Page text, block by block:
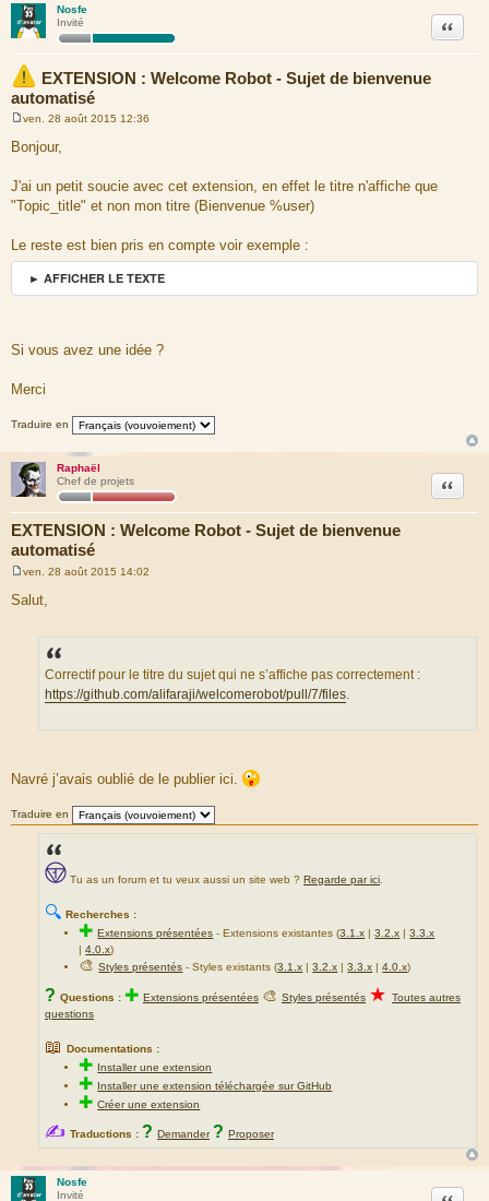
Nosfe
Invité
EXTENSION : Welcome Robot - Sujet de bienvenue
automatisé
Citation
e
s
a
g
e
ven. 28 août 2015 12:36
Bonjour,
J'ai un petit soucie avec cet extension, en effet le titre n'affiche que
"Topic_title" et non mon titre (Bienvenue %user)
Le reste est bien pris en compte voir exemple :
► AFFICHER LE TEXTE
Si vous avez une idée ?
Merci
Traduire en
Raphaël
Chef de projets
EXTENSION : Welcome Robot - Sujet de bienvenue
automatisé
Citation
e
s
ven. 28 août 2015 14:02
Salut,
Correctif pour le titre du sujet qui ne s’affiche pas correctement :
https://github.com/alifaraji/welcomerobot/pull/7/files.
Navré j’avais oublié de le publier ici.
Traduire en
Tu as un forum et tu veux aussi un site web ? Regarde par ici.
🔍 Recherches :
✚Extensions présentées -Extensions existantes (3.1.x |3.2.x |3.3.x
|4.0.x)
🎨Styles présentés - Styles existants (3.1.x |3.2.x |3.3.x |4.0.x)
? Questions : ✚ Extensions présentées 🎨 Styles présentés ★ Toutes autres
questions
📖 Documentations :
✚ Installer une extension
✚ Installer une extension téléchargée sur GitHub
✚Créer une extension
✍ Traductions : ? Demander ? Proposer
Nosfe
Invité